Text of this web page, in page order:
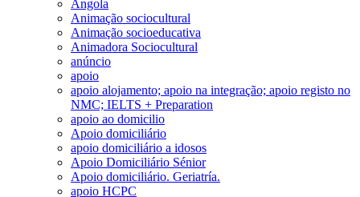
Angola
Animação sociocultural
Animação socioeducativa
Animadora Sociocultural
anúncio
apoio
apoio alojamento; apoio na integração; apoio registo no
NMC; IELTS + Preparation
apoio ao domicilio
Apoio domiciliário
apoio domiciliário a idosos
Apoio Domiciliário Sénior
Apoio domiciliário. Geriatría.
apoio HCPC